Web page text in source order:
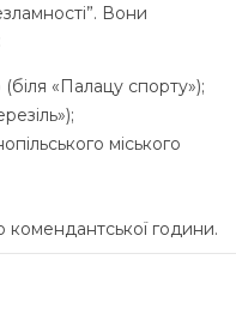
Вони
«Палацу спорту»);
міського
години.